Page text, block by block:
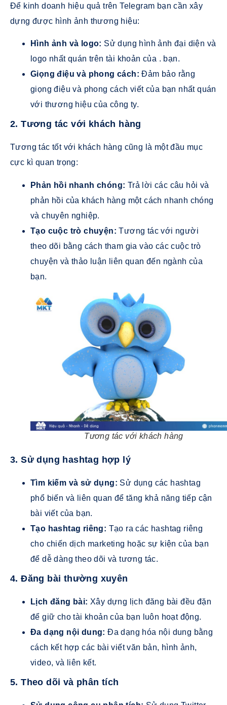
Để kinh doanh hiệu quả trên Telegram bạn cần xây
dựng được hình ảnh thương hiệu:
Hình ảnh và logo: Sử dụng hình ảnh đại diện và
logo nhất quán trên tài khoản của . bạn.
Giọng điệu và phong cách: Đảm bảo rằng
giọng điệu và phong cách viết của bạn nhất quán
với thương hiệu của công ty.
2. Tương tác với khách hàng
Tương tác tốt với khách hàng cũng là một đầu mục
cực kì quan trọng:
Phản hồi nhanh chóng: Trả lời các câu hỏi và
phản hồi của khách hàng một cách nhanh chóng
và chuyên nghiệp.
Tạo cuộc trò chuyện: Tương tác với người
theo dõi bằng cách tham gia vào các cuộc trò
chuyện và thảo luận liên quan đến ngành của
bạn.
Tương tác với khách hàng
3. Sử dụng hashtag hợp lý
Tìm kiếm và sử dụng: Sử dụng các hashtag
phổ biến và liên quan để tăng khả năng tiếp cận
bài viết của bạn.
Tạo hashtag riêng: Tạo ra các hashtag riêng
cho chiến dịch marketing hoặc sự kiện của bạn
để dễ dàng theo dõi và tương tác.
4. Đăng bài thường xuyên
Lịch đăng bài: Xây dựng lịch đăng bài đều đặn
để giữ cho tài khoản của bạn luôn hoạt động.
Đa dạng nội dung: Đa dạng hóa nội dung bằng
cách kết hợp các bài viết văn bản, hình ảnh,
video, và liên kết.
5. Theo dõi và phân tích